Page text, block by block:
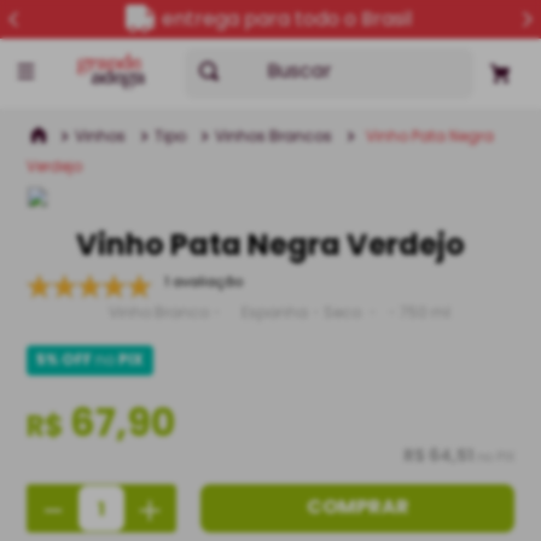
entrega para todo o Brasil
Buscar
Vinhos Tipo Vinhos Brancos
Vinho Pata Negra
Verdejo
Vinho Pata Negra Verdejo
1 avaliação
5% OFFnoPIX
R$67,90
R$ 64,51
＋
－ COMPRAR